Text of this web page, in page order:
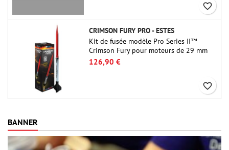
favorite_border
CRIMSON FURY PRO - ESTES
Kit de fusée modèle Pro Series II™
Crimson Fury pour moteurs de 29 mm
de type E, F et G. Conçu pour les
fuséologues confirmés, le Crimson Fury
126,90 €
favorite_border
BANNER